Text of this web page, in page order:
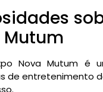
Mutum
Nova Mutum é
de entretenimento